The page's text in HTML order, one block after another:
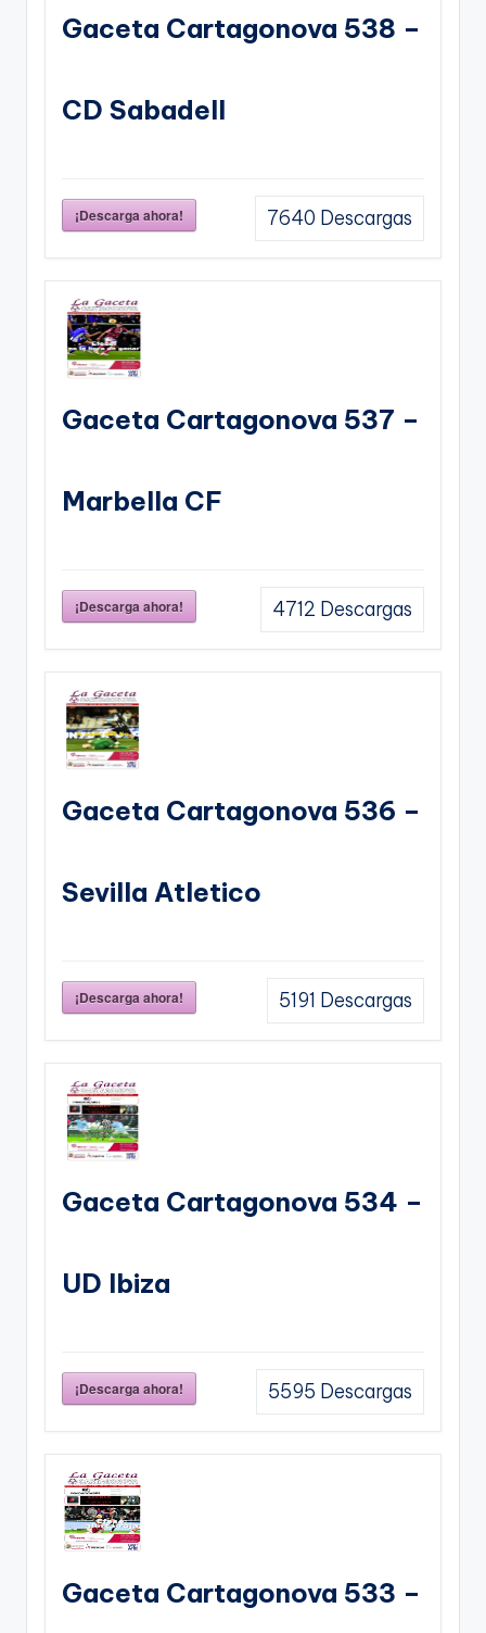
Gaceta Cartagonova 538 –
CD Sabadell
¡Descarga ahora! 7640 Descargas
Gaceta Cartagonova 537 –
Marbella CF
¡Descarga ahora! 4712 Descargas
Gaceta Cartagonova 536 –
Sevilla Atletico
¡Descarga ahora! 5191 Descargas
Gaceta Cartagonova 534 –
UD Ibiza
¡Descarga ahora! 5595 Descargas
Gaceta Cartagonova 533 –